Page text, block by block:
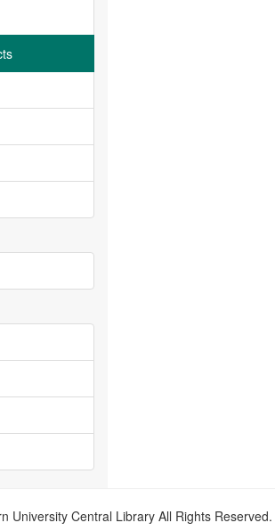
Central Library All Rights Reserved.